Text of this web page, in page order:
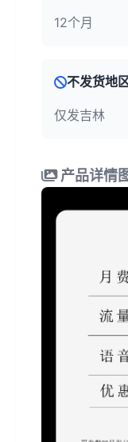
12个月
不发货地
仅发吉林
产品详情